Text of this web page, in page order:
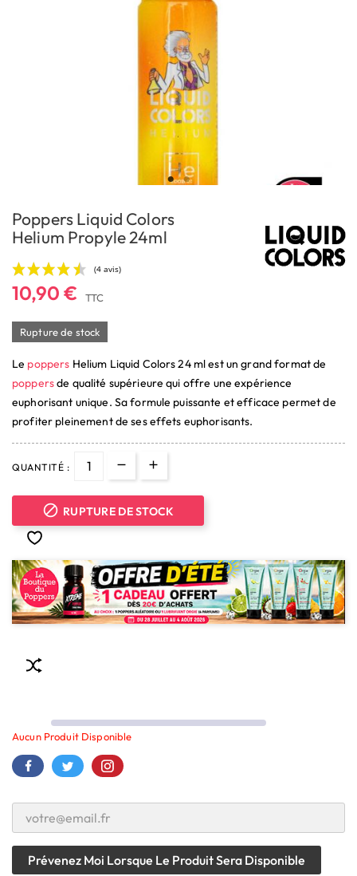
Poppers Liquid Colors
Helium Propyle 24ml
(4 avis)
10,90 € TTC
Rupture de stock
Le poppers Helium Liquid Colors 24 ml est un grand format de
poppersde qualité supérieure qui offre une expérience
euphorisant unique. Sa formule puissante et efficace permet de
profiter pleinement de ses effets euphorisants.
QUANTITÉ :
 RUPTURE DE STOCK
Aucun Produit Disponible
Prévenez Moi Lorsque Le Produit Sera Disponible